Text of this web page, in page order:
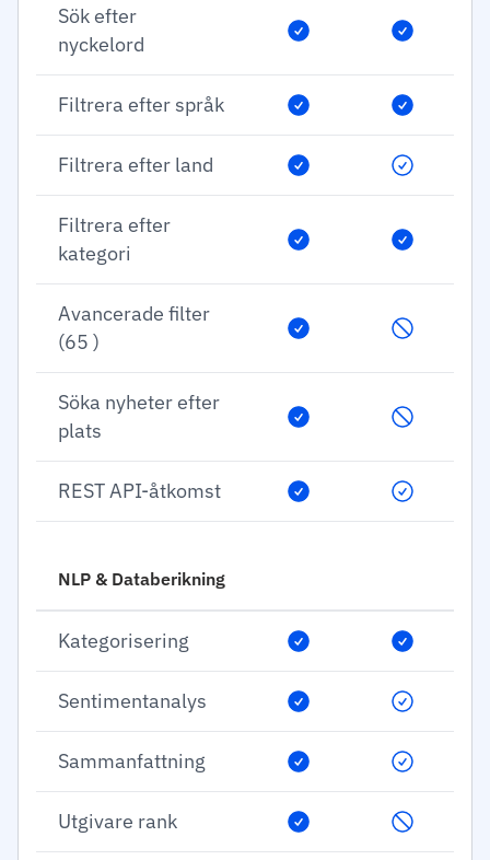
Sök efter
nyckelord
Filtrera efter språk
Filtrera efter land
Filtrera efter
kategori
Avancerade filter
(65 )
Söka nyheter efter
plats
REST API-åtkomst
NLP & Databerikning
Kategorisering
Sentimentanalys
Sammanfattning
Utgivare rank